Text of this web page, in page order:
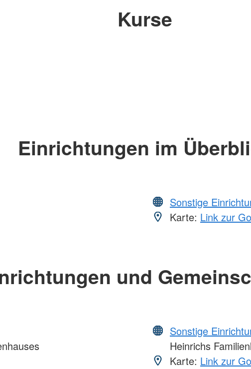
Kurse
Einrichtungen im
Sonstige
Karte: Link zur
und
Sonstige
Heinrichs
Karte: Link zur